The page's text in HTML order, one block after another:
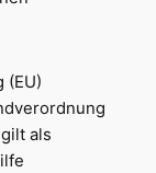
(EU)
als